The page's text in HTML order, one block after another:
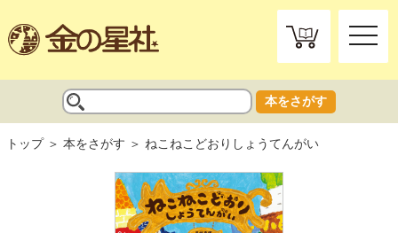
toggle
本をさがす
トップ 本をさがす ねこねこどおりしょうてんがい